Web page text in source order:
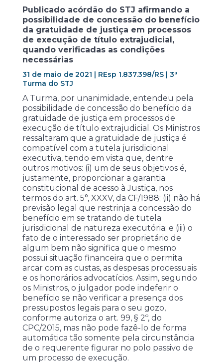
Publicado acórdão do STJ afirmando a
possibilidade de concessão do benefício
da gratuidade de justiça em processos
de execução de título extrajudicial,
quando verificadas as condições
necessárias
31 de maio de 2021 | REsp 1.837.398/RS | 3ª
Turma do STJ
A Turma, por unanimidade, entendeu pela
possibilidade de concessão do benefício da
gratuidade de justiça em processos de
execução de título extrajudicial. Os Ministros
ressaltaram que a gratuidade de justiça é
compatível com a tutela jurisdicional
executiva, tendo em vista que, dentre
outros motivos: (i) um de seus objetivos é,
justamente, proporcionar a garantia
constitucional de acesso à Justiça, nos
termos do art. 5°, XXXV, da CF/1988; (ii) não há
previsão legal que restrinja a concessão do
benefício em se tratando de tutela
jurisdicional de natureza executória; e (iii) o
fato de o interessado ser proprietário de
algum bem não significa que o mesmo
possui situação financeira que o permita
arcar com as custas, as despesas processuais
e os honorários advocatícios. Assim, segundo
os Ministros, o julgador pode indeferir o
benefício se não verificar a presença dos
pressupostos legais para o seu gozo,
conforme autoriza o art. 99, § 2º, do
CPC/2015, mas não pode fazê-lo de forma
automática tão somente pela circunstância
de o requerente figurar no polo passivo de
um processo de execução.